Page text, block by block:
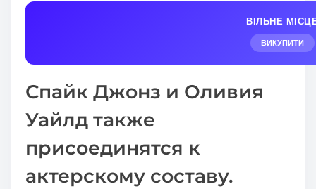
a
t
i
s
p
o
t
ВІЛЬНЕ
ВИКУПИТИ
Спайк Джонз и Оливия
Уайлд также
присоединятся к
актерскому составу.